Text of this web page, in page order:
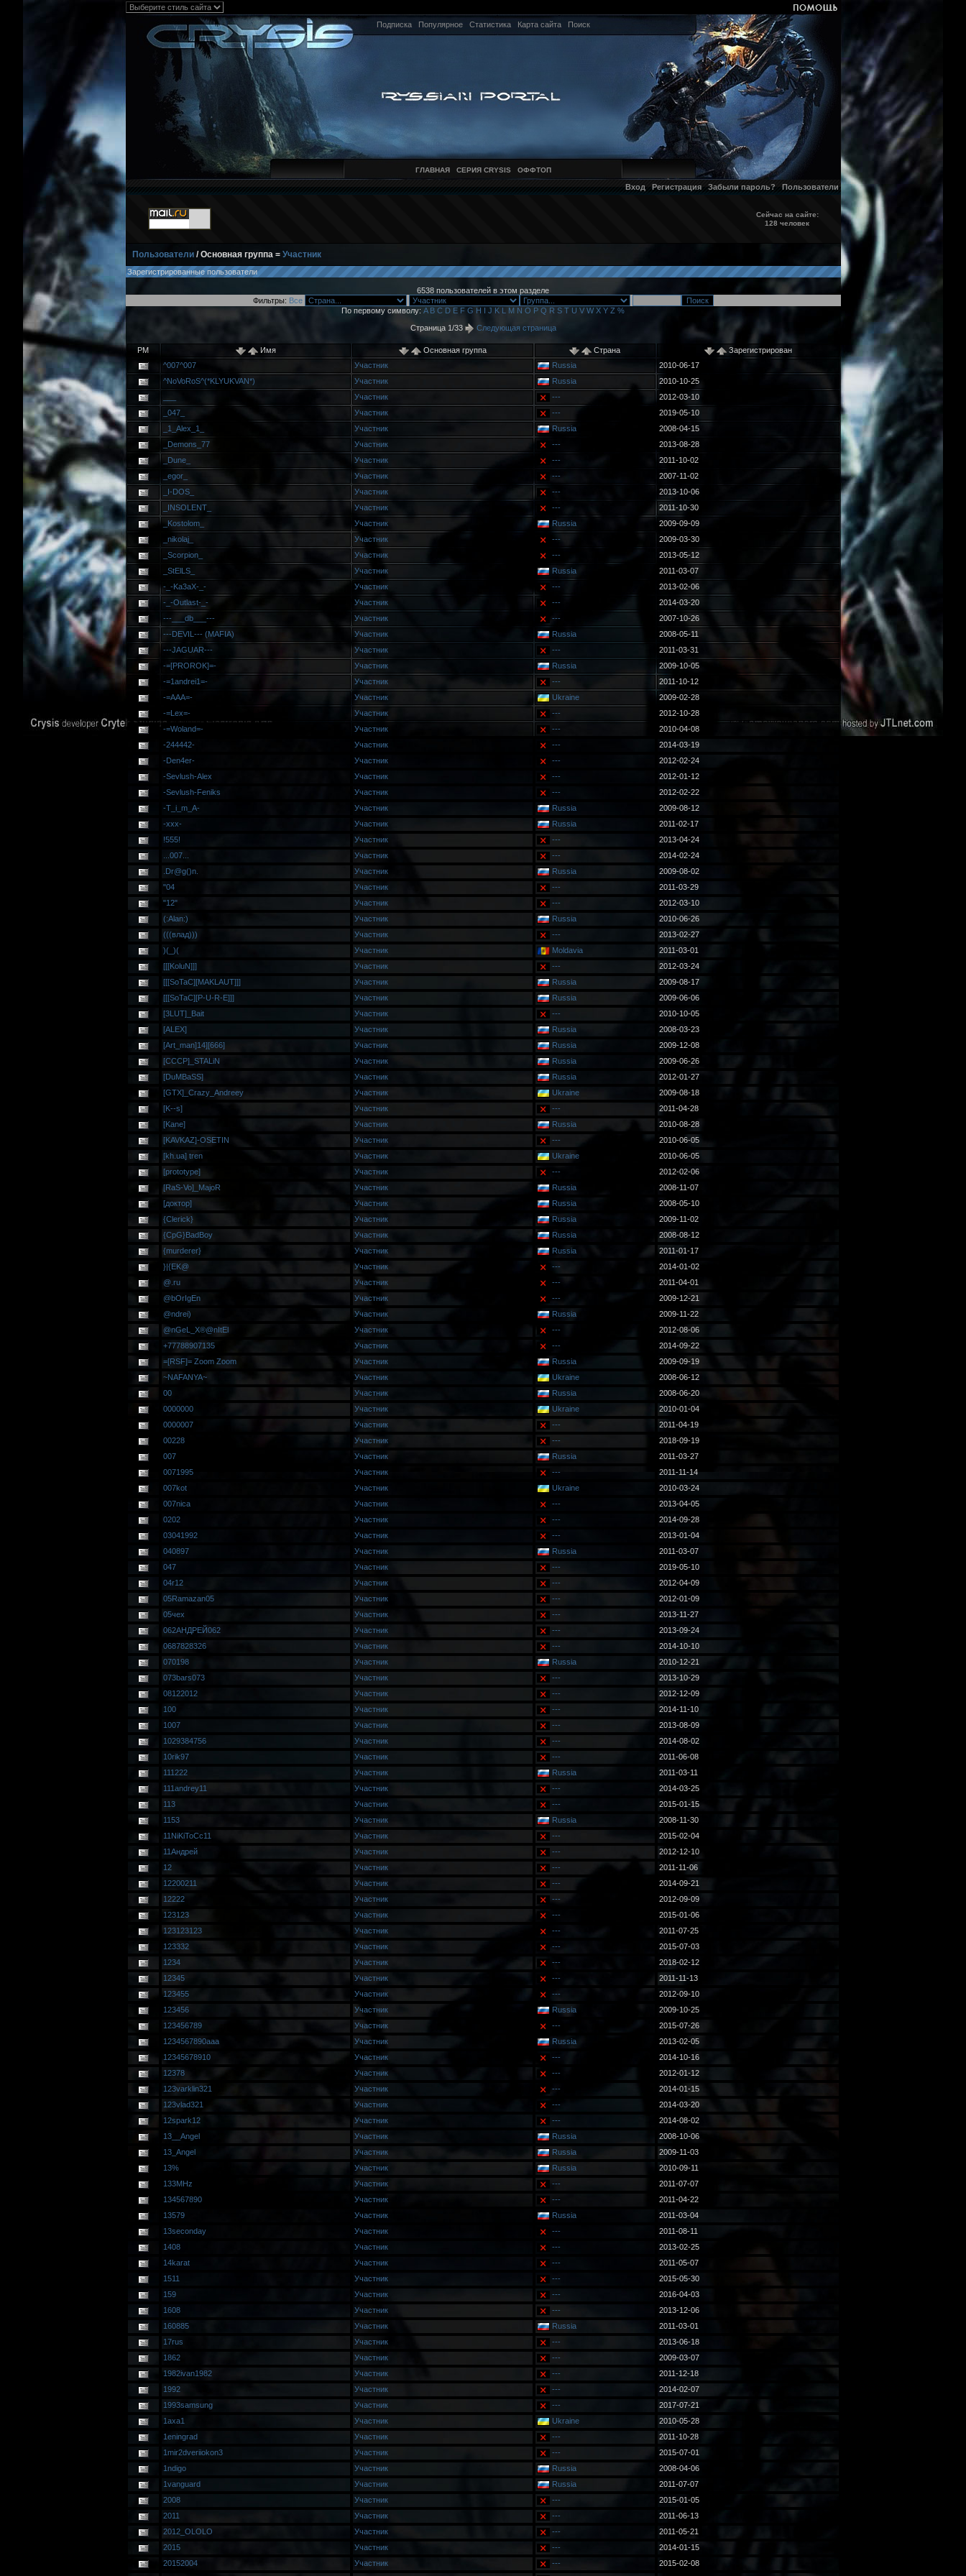
Подписка Популярное Статистика Карта сайта Поиск
ГЛАВНАЯ СЕРИЯ CRYSIS ОФФТОП
Вход Регистрация Забыли пароль? Пользователи
Сейчас на сайте:
128 человек
Пользователи/ Основная группа = Участник
Зарегистрированные пользователи
6538 пользователей в этом разделе
Фильтры: Все
По первому символу: A B C D E F G H I J K L M N O P Q R S T U V W X Y Z %
Страница 1/33
Следующая страница
PM Имя Основная группа Страна
Зарегистрирован
^007^007
Участник Russia
2010-06-17
^NoVoRoS^(*KLYUKVAN*)
Участник Russia
2010-10-25
Участник ---
2012-03-10
_047_
Участник ---
2019-05-10
_1_Alex_1_
Участник Russia
2008-04-15
_Demons_77
Участник ---
2013-08-28
_Dune_
Участник ---
2011-10-02
_egor_
Участник ---
2007-11-02
_I-DOS_
Участник ---
2013-10-06
_INSOLENT_
Участник ---
2011-10-30
_Kostolom_
Участник Russia
2009-09-09
_nikolaj_
Участник ---
2009-03-30
_Scorpion_
Участник ---
2013-05-12
_StElLS_
Участник Russia
2011-03-07
-_-Ka3aX-_-
Участник ---
2013-02-06
-_-Outlast-_-
Участник ---
2014-03-20
---___db___---
Участник ---
2007-10-26
---DEVIL--- (MAFIA)
Участник Russia
2008-05-11
---JAGUAR---
Участник ---
2011-03-31
-=[PROROK]=-
Участник Russia
2009-10-05
-=1andrei1=-
Участник ---
2011-10-12
-=AAA=-
Участник Ukraine
2009-02-28
-=Lex=-
Участник ---
2012-10-28
-=Woland=-
Участник ---
2010-04-08
-244442-
Участник ---
2014-03-19
-Den4er-
Участник ---
2012-02-24
-Sevlush-Alex
Участник ---
2012-01-12
-Sevlush-Feniks
Участник ---
2012-02-22
-T_i_m_A-
Участник Russia
2009-08-12
-xxx-
Участник Russia
2011-02-17
!555!
Участник ---
2013-04-24
...007...
Участник ---
2014-02-24
.Dr@g()n.
Участник Russia
2009-08-02
"04
Участник ---
2011-03-29
"12"
Участник ---
2012-03-10
(:Alan:)
Участник Russia
2010-06-26
(((влад)))
Участник ---
2013-02-27
)(_)(
Участник Moldavia
2011-03-01
[[[KoluN]]]
Участник ---
2012-03-24
[[[SoTaC][MAKLAUT]]]
Участник Russia
2009-08-17
[[[SoTaC][P-U-R-E]]]
Участник Russia
2009-06-06
[3LUT]_Bait
Участник ---
2010-10-05
[ALEX]
Участник Russia
2008-03-23
[Art_man]14][666]
Участник Russia
2009-12-08
[CCCP]_STALiN
Участник Russia
2009-06-26
[DuMBaSS]
Участник Russia
2012-01-27
[GTX]_Crazy_Andreey
Участник Ukraine
2009-08-18
[K--s]
Участник ---
2011-04-28
[Kane]
Участник Russia
2010-08-28
[KAVKAZ]-OSETIN
Участник ---
2010-06-05
[kh.ua] tren
Участник Ukraine
2010-06-05
[prototype]
Участник ---
2012-02-06
[RaS-Vo]_MajoR
Участник Russia
2008-11-07
[доктор]
Участник Russia
2008-05-10
{Clerick}
Участник Russia
2009-11-02
{CpG}BadBoy
Участник Russia
2008-08-12
{murderer}
Участник Russia
2011-01-17
}|{EK@
Участник ---
2014-01-02
@.ru
Участник ---
2011-04-01
@bOrIgEn
Участник ---
2009-12-21
@ndrei)
Участник Russia
2009-11-22
@nGeL_X®@nItEl
Участник ---
2012-08-06
+77788907135
Участник ---
2014-09-22
=[RSF]= Zoom Zoom
Участник Russia
2009-09-19
~NAFANYA~
Участник Ukraine
2008-06-12
00
Участник Russia
2008-06-20
0000000
Участник Ukraine
2010-01-04
0000007
Участник ---
2011-04-19
00228
Участник ---
2018-09-19
007
Участник Russia
2011-03-27
0071995
Участник ---
2011-11-14
007kot
Участник Ukraine
2010-03-24
007nica
Участник ---
2013-04-05
0202
Участник ---
2014-09-28
03041992
Участник ---
2013-01-04
040897
Участник Russia
2011-03-07
047
Участник ---
2019-05-10
04r12
Участник ---
2012-04-09
05Ramazan05
Участник ---
2012-01-09
05чех
Участник ---
2013-11-27
062АНДРЕЙ062
Участник ---
2013-09-24
0687828326
Участник ---
2014-10-10
070198
Участник Russia
2010-12-21
073bars073
Участник ---
2013-10-29
08122012
Участник ---
2012-12-09
100
Участник ---
2014-11-10
1007
Участник ---
2013-08-09
1029384756
Участник ---
2014-08-02
10rik97
Участник ---
2011-06-08
111222
Участник Russia
2011-03-11
111andrey11
Участник ---
2014-03-25
113
Участник ---
2015-01-15
1153
Участник Russia
2008-11-30
11NiKiToCc11
Участник ---
2015-02-04
11Андрей
Участник ---
2012-12-10
12
Участник ---
2011-11-06
12200211
Участник ---
2014-09-21
12222
Участник ---
2012-09-09
123123
Участник ---
2015-01-06
123123123
Участник ---
2011-07-25
123332
Участник ---
2015-07-03
1234
Участник ---
2018-02-12
12345
Участник ---
2011-11-13
123455
Участник ---
2012-09-10
123456
Участник Russia
2009-10-25
123456789
Участник ---
2015-07-26
1234567890aaa
Участник Russia
2013-02-05
12345678910
Участник ---
2014-10-16
12378
Участник ---
2012-01-12
123varklin321
Участник ---
2014-01-15
123vlad321
Участник ---
2014-03-20
12spark12
Участник ---
2014-08-02
13__Angel
Участник Russia
2008-10-06
13_Angel
Участник Russia
2009-11-03
13%
Участник Russia
2010-09-11
133MHz
Участник ---
2011-07-07
134567890
Участник ---
2011-04-22
13579
Участник Russia
2011-03-04
13seconday
Участник ---
2011-08-11
1408
Участник ---
2013-02-25
14karat
Участник ---
2011-05-07
1511
Участник ---
2015-05-30
159
Участник ---
2016-04-03
1608
Участник ---
2013-12-06
160885
Участник Russia
2011-03-01
17rus
Участник ---
2013-06-18
1862
Участник ---
2009-03-07
1982ivan1982
Участник ---
2011-12-18
1992
Участник ---
2014-02-07
1993samsung
Участник ---
2017-07-21
1axa1
Участник Ukraine
2010-05-28
1eningrad
Участник ---
2011-10-28
1mir2dveriiokon3
Участник ---
2015-07-01
1ndigo
Участник Russia
2008-04-06
1vanguard
Участник Russia
2011-07-07
2008
Участник ---
2015-01-05
2011
Участник ---
2011-06-13
2012_OLOLO
Участник ---
2011-05-21
2015
Участник ---
2014-01-15
20152004
Участник ---
2015-02-08